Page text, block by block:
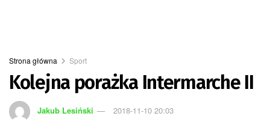
Strona główna Sport
Kolejna porażka Intermarche II
Jakub Lesiński 2018-11-10 20:03